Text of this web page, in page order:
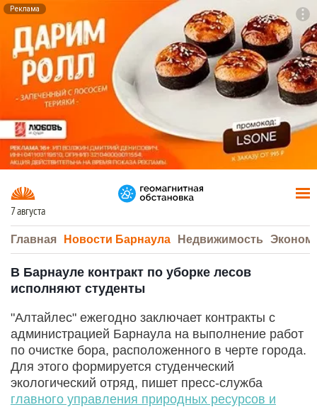
Реклама
7 августа
Главная Новости Барнаула Недвижимость
В Барнауле контракт по уборке лесов
исполняют студенты
"Алтайлес" ежегодно заключает контракты с
администрацией Барнаула на выполнение работ
по очистке бора, расположенного в черте города.
Для этого формируется студенческий
экологический отряд, пишет пресс-служба
главного управления природных ресурсов и